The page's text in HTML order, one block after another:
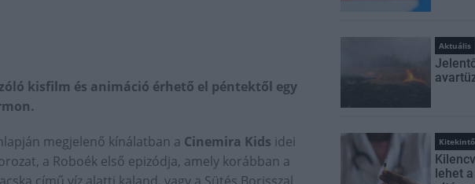
kisfilm és animáció érhető el péntektől egy
megjelenő kínálatban a Cinemira Kids idei
a Roboék első epizódja, amely korábban a
Aktuális
Kitekintő
lehet